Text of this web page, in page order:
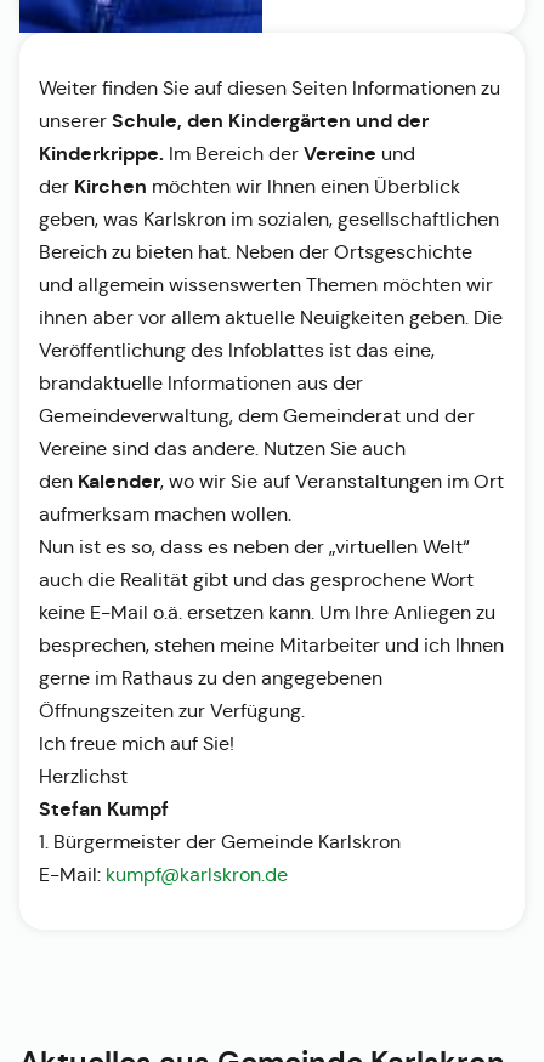
Weiter finden Sie auf diesen Seiten Informationen zu
unserer Schule, den Kindergärten und der
Kinderkrippe. Im Bereich der Vereine und
der Kirchen möchten wir Ihnen einen Überblick
geben, was Karlskron im sozialen, gesellschaftlichen
Bereich zu bieten hat. Neben der Ortsgeschichte
und allgemein wissenswerten Themen möchten wir
ihnen aber vor allem aktuelle Neuigkeiten geben. Die
Veröffentlichung des Infoblattes ist das eine,
brandaktuelle Informationen aus der
Gemeindeverwaltung, dem Gemeinderat und der
Vereine sind das andere. Nutzen Sie auch
den Kalender, wo wir Sie auf Veranstaltungen im Ort
aufmerksam machen wollen.
Nun ist es so, dass es neben der „virtuellen Welt“
auch die Realität gibt und das gesprochene Wort
keine E-Mail o.ä. ersetzen kann. Um Ihre Anliegen zu
besprechen, stehen meine Mitarbeiter und ich Ihnen
gerne im Rathaus zu den angegebenen
Öffnungszeiten zur Verfügung.
Ich freue mich auf Sie!
Herzlichst
Stefan Kumpf
1. Bürgermeister der Gemeinde Karlskron
E-Mail: kumpf@karlskron.de